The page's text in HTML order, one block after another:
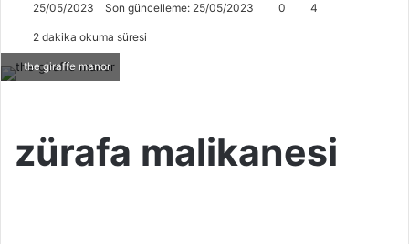
25/05/2023 Son güncelleme: 25/05/2023 0 4
2 dakika okuma süresi
the giraffe manor
zürafa malikanesi